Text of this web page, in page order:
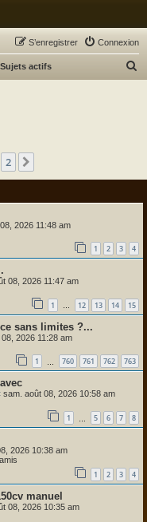
Connexion
S’enregistrer
Sujets actifs
c
2
2026 11:48 am
1 2 3 4
08, 2026 11:47 am
1 … 12 13 14 15
sans limites ?...
2026 11:28 am
1 760 761 762 763
sam. août 08, 2026 10:58 am
1 5 6 7 8
2026 10:38 am
1 2 3 4
manuel
08, 2026 10:35 am